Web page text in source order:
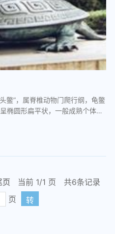
鳖”，属脊椎动物门爬行纲，龟鳖
椭圆形扁平状，一般成熟个体在
页 当前 1/1 页
共6条记录
页 转